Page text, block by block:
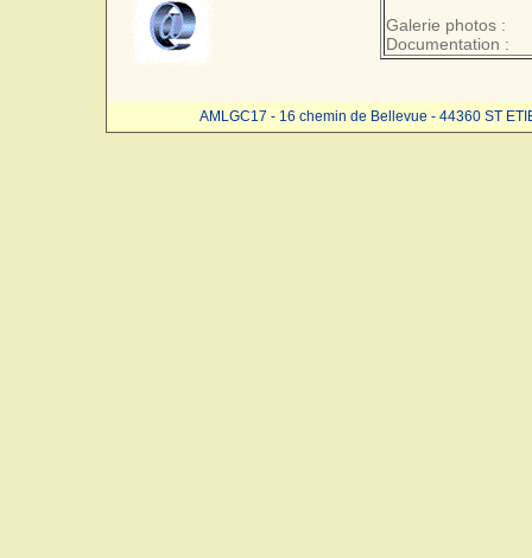
Galerie photos :
Documentation :
AMLGC17 - 16 chemin de Bellevue - 44360 ST